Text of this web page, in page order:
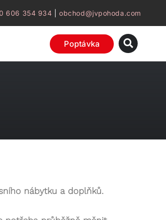
606 354 934 |obchod@jvpohoda.com
Poptávka
nábytku a doplňků.